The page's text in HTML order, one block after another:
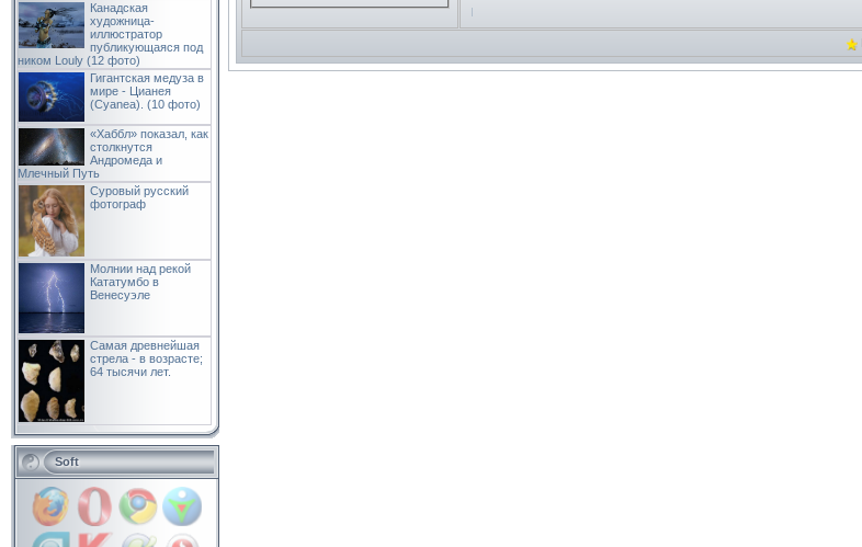
Канадская
художница-
иллюстратор
публикующаяся под
ником Louly (12 фото)
Гигантская медуза в
мире - Цианея
(Cyanea). (10 фото)
«Хаббл» показал, как
столкнутся
Андромеда и
Млечный Путь
Суровый русский
фотограф
Молнии над рекой
Кататумбо в
Венесуэле
Самая древнейшая
стрела - в возрасте;
64 тысячи лет.
Soft
Подробнее
»»»»»